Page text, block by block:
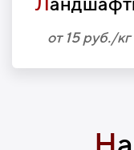
от 15 руб./кг